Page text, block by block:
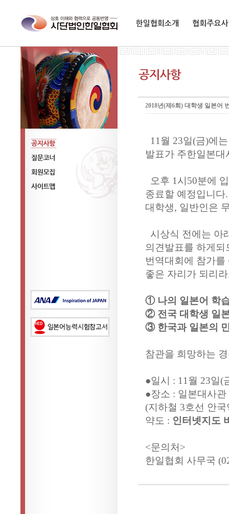
공지사항
질문코너
회원모집
2018년(제6회) 대학생 일본어
11월 23일(금)에
발표가 주한일본
오후 1시50분에
종료할 예정입니
대학생, 일반인은
시상식 전에는 아
의견발표를 하게
번역대회에 참가
좋은 자리가 되리
① 나의 일본어 학
② 전국 대학생 일
③ 한국과 일본의
참관을 희망하는
●일시 : 11월 23일(
●장소 : 일본대사
(지하철 3호선 안
약도 : 인터넷지도
<문의처>
한일협회 사무국